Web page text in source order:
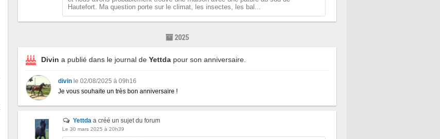
Hautefort. Ma question porte sur le climat, les insectes, les bal...
2025
Divin a publié dans le journal de Yettda pour son anniversaire.
divin le 02/08/2025 à 09h16
Je vous souhaite un très bon anniversaire !
Yettda a créé un sujet du forum
Le 30 mars 2025 à 20h39